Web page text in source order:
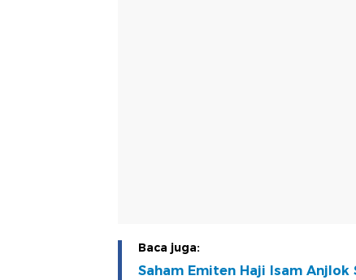
Baca juga:
Saham Emiten Haji Isam Anjlok